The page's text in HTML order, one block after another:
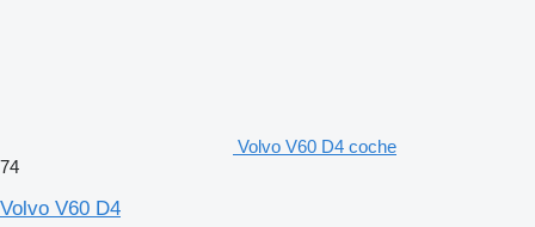
Volvo V60 D4 coche
74
Volvo V60 D4